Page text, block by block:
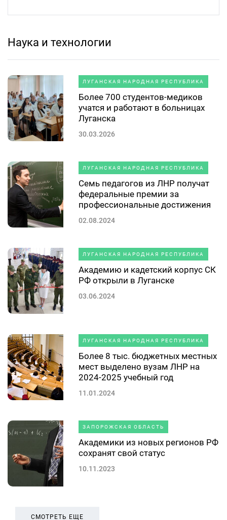
Наука и технологии
ЛУГАНСКАЯ НАРОДНАЯ РЕСПУБЛИКА
Более 700 студентов-медиков
учатся и работают в больницах
Луганска
30.03.2026
ЛУГАНСКАЯ НАРОДНАЯ РЕСПУБЛИКА
Семь педагогов из ЛНР получат
федеральные премии за
профессиональные достижения
02.08.2024
ЛУГАНСКАЯ НАРОДНАЯ РЕСПУБЛИКА
Академию и кадетский корпус СК
РФ открыли в Луганске
03.06.2024
ЛУГАНСКАЯ НАРОДНАЯ РЕСПУБЛИКА
Более 8 тыс. бюджетных местных
мест выделено вузам ЛНР на
2024-2025 учебный год
11.01.2024
ЗАПОРОЖСКАЯ ОБЛАСТЬ
Академики из новых регионов РФ
сохранят свой статус
10.11.2023
СМОТРЕТЬ ЕЩЕ